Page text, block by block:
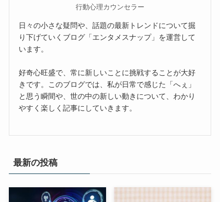
行動心理カウンセラー
日々の小さな疑問や、話題の最新トレンドについて掘
り下げていくブログ「エンタメスナップ」を運営して
います。
好奇心旺盛で、常に新しいことに挑戦することが大好
きです。このブログでは、私が日常で感じた「へぇ」
と思う瞬間や、世の中の新しい動きについて、わかり
やすく楽しく記事にしていきます。
最新の投稿